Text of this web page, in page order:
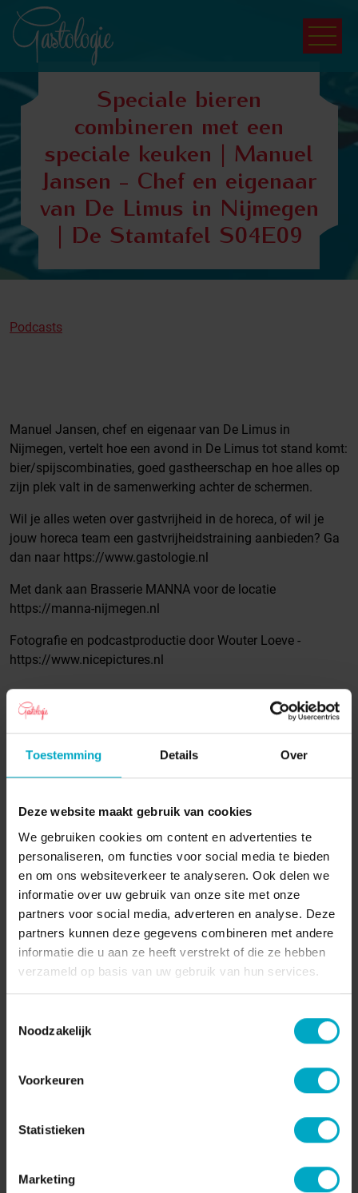
Toestemming Details Over
Deze website maakt gebruik van cookies
We gebruiken cookies om content en advertenties te
personaliseren, om functies voor social media te bieden
en om ons websiteverkeer te analyseren. Ook delen we
informatie over uw gebruik van onze site met onze
partners voor social media, adverteren en analyse. Deze
partners kunnen deze gegevens combineren met andere
informatie die u aan ze heeft verstrekt of die ze hebben
verzameld op basis van uw gebruik van hun services.
Noodzakelijk
Voorkeuren
Statistieken
Marketing
Speciale bieren
combineren met een
speciale keuken | Manuel
Jansen - Chef en eigenaar
van De Limus in Nijmegen
| De Stamtafel S04E09
Podcasts
Manuel Jansen, chef en eigenaar van De Limus in
Nijmegen, vertelt hoe een avond in De Limus tot stand komt:
bier/spijscombinaties, goed gastheerschap en hoe alles op
zijn plek valt in de samenwerking achter de schermen.
Wil je alles weten over gastvrijheid in de horeca, of wil je
jouw horeca team een gastvrijheidstraining aanbieden? Ga
dan naar https://www.gastologie.nl
Met dank aan Brasserie MANNA voor de locatie
https://manna-nijmegen.nl
Fotografie en podcastproductie door Wouter Loeve -
https://www.nicepictures.nl
04-11-2022
Pagina delen:
Speciale bieren combineren met
een speciale keuken | Manuel
Jansen - Chef en eigenaar van De
Limus in Nijmegen | De Stamtafel